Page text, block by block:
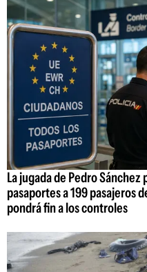
La jugada de Pedro
pasaportes a 199 pasajeros
pondrá fin a los controles